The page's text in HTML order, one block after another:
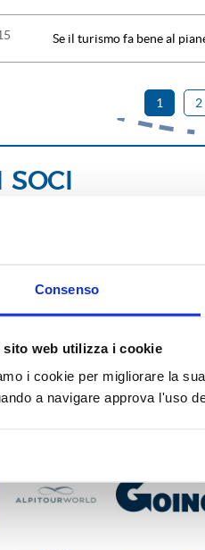
Consenso
sito web utilizza i cookie
i cookie per migliorare la
a navigare approva l'uso
Se il turismo fa bene al
1 2
SOCI